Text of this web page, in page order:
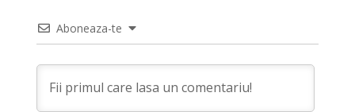
Aboneaza-te